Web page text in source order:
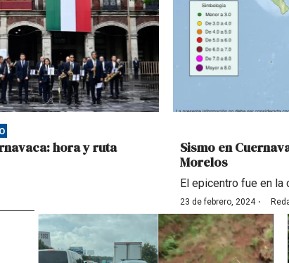
hora y ruta
Sismo en
Morelos
El epicentro fue en la
23 de febrero, 2024·